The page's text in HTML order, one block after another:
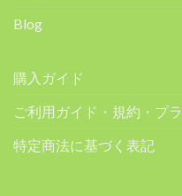
Blog
購入ガイド
ご利用ガイド・規約・プ
特定商法に基づく表記